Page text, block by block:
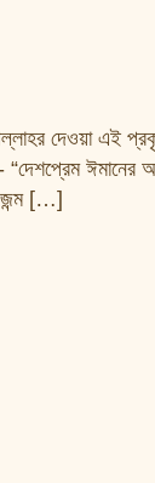
দেওয়া
“দেশপ্রেম
জন্ম […]